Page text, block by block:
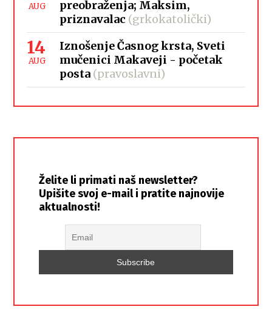
AUG
preobraženja; Maksim,
priznavalac (grkokatolički)
14
AUG
Iznošenje Časnog krsta, Sveti
mučenici Makaveji - početak
posta (pravoslavni)
Želite li primati naš newsletter?
Upišite svoj e-mail i pratite najnovije
aktualnosti!